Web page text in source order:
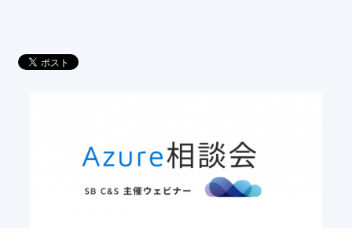
イベント・セミナー